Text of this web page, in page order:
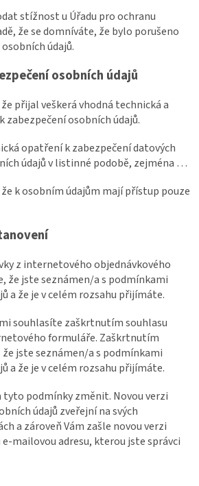
stížnost u Úřadu pro ochranu
že se domníváte, že bylo porušeno
údajů.
osobních údajů
přijal veškerá vhodná technická a
osobních údajů.
opatření k zabezpečení datových
údajů v listinné podobě, zejména …
k osobním údajům mají přístup pouze
z internetového objednávkového
že jste seznámen/a s podmínkami
a že je v celém rozsahu přijímáte.
souhlasíte zaškrtnutím souhlasu
formuláře. Zaškrtnutím
jste seznámen/a s podmínkami
a že je v celém rozsahu přijímáte.
tyto podmínky změnit. Novou verzi
údajů zveřejní na svých
a zároveň Vám zašle novou verzi
mailovou adresu, kterou jste správci